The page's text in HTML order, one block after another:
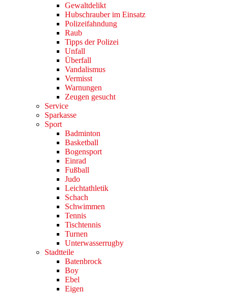
Gewaltdelikt
Hubschrauber im Einsatz
Polizeifahndung
Raub
Tipps der Polizei
Unfall
Überfall
Vandalismus
Vermisst
Warnungen
Zeugen gesucht
Service
Sparkasse
Sport
Badminton
Basketball
Bogensport
Einrad
Fußball
Judo
Leichtathletik
Schach
Schwimmen
Tennis
Tischtennis
Turnen
Unterwasserrugby
Stadtteile
Batenbrock
Boy
Ebel
Eigen